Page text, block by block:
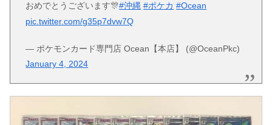
おめでとうございます🎊#沖縄 #ポケカ #Ocean
pic.twitter.com/g35p7dvw7Q
— ポケモンカード専門店 Ocean【本店】 (@OceanPkc)
January 4, 2024